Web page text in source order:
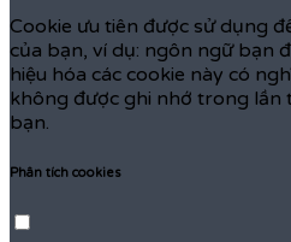
Cookie ưu tiên được sử dụng
của bạn, ví dụ: ngôn ngữ bạn
hiệu hóa các cookie này có
không được ghi nhớ trong lần
bạn.
Phân tích cookies